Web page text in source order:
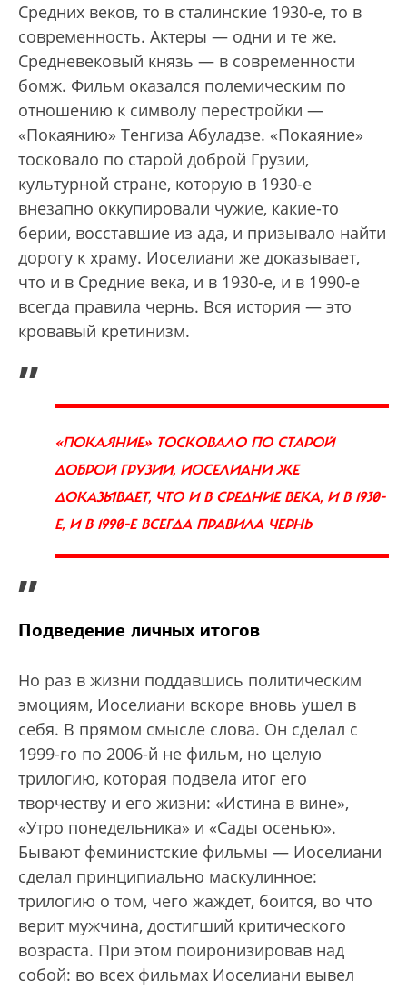
Средних веков, то в сталинские 1930-е, то в
современность. Актеры — одни и те же.
Средневековый князь — в современности
бомж. Фильм оказался полемическим по
отношению к символу перестройки —
«Покаянию» Тенгиза Абуладзе. «Покаяние»
тосковало по старой доброй Грузии,
культурной стране, которую в 1930-е
внезапно оккупировали чужие, какие-то
берии, восставшие из ада, и призывало найти
дорогу к храму. Иоселиани же доказывает,
что и в Средние века, и в 1930-е, и в 1990-е
всегда правила чернь. Вся история — это
кровавый кретинизм.
„
«ПОКАЯНИЕ» ТОСКОВАЛО ПО СТАРОЙ
ДОБРОЙ ГРУЗИИ, ИОСЕЛИАНИ ЖЕ
ДОКАЗЫВАЕТ, ЧТО И В СРЕДНИЕ ВЕКА, И В 1930-
Е, И В 1990-Е ВСЕГДА ПРАВИЛА ЧЕРНЬ
”
Подведение личных итогов
Но раз в жизни поддавшись политическим
эмоциям, Иоселиани вскоре вновь ушел в
себя. В прямом смысле слова. Он сделал с
1999-го по 2006-й не фильм, но целую
трилогию, которая подвела итог его
творчеству и его жизни: «Истина в вине»,
«Утро понедельника» и «Сады осенью».
Бывают феминистские фильмы — Иоселиани
сделал принципиально маскулинное:
трилогию о том, чего жаждет, боится, во что
верит мужчина, достигший критического
возраста. При этом поиронизировав над
собой: во всех фильмах Иоселиани вывел